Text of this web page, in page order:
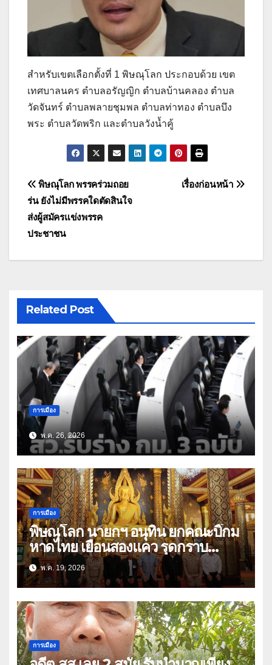
สำหรับเขตเลือกตั้งที่ 1 พิษณุโลก ประกอบด้วย เขต
เทศบาลนคร ตำบลอรัญญิก ตำบลบ้านคลอง ตำบล
วัดจันทร์ ตำบลพลายชุมพล ตำบลท่าทอง ตำบลบึง
พระ ตำบลวัดพริก และตำบลวังน้ำคู้
แนะแนว
เรื่อง
เรื่องก่อนหน้า
พิษณุโลก พรรคร่วมถอย
ร่น ยังไม่มีพรรคใดตัดสินใจ
ส่งผู้สมัครแข่งพรรค
ประชาชน
Related Post
การเมือง
พ.ค. 26, 2026
การเมือง
พิษณุโลก นายกฯ อนุทิน ยกคณะบิ๊กม
หาดไทย เยือนสองแคว รุดกราบ
พระพุทธชินราช ก่อนมีภารกิจร่วมฟัง
พระสวดอธิธรรม บิดา สส.พรรคภูมิใจ
ไทย เขต 3
พ.ค. 19, 2026
การเมือง